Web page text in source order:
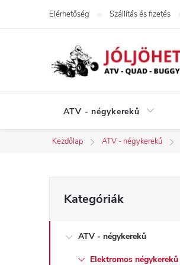
Elérhetőség Szállítás és fizetés
ATV - négykerekű
Kezdőlap ATV - négykerekű
O
l
átugrása
Kategóriák
ATV - négykerekű
Elektromos négykerekű